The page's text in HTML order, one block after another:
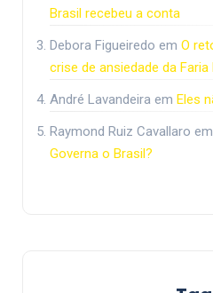
Brasil recebeu a conta
Debora Figueiredo em O
crise de ansiedade da Faria
André Lavandeira em Eles
Raymond Ruiz Cavallaro em
Governa o Brasil?